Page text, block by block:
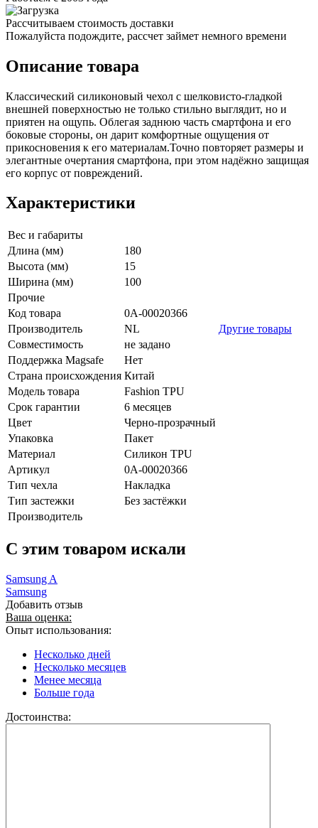
Рассчитываем стоимость доставки
Пожалуйста подождите, рассчет займет немного времени
Описание товара
Классический силиконовый чехол с шелковисто-гладкой
внешней поверхностью не только стильно выглядит, но и
приятен на ощупь. Облегая заднюю часть смартфона и его
боковые стороны, он дарит комфортные ощущения от
прикосновения к его материалам.Точно повторяет размеры и
элегантные очертания смартфона, при этом надёжно защищая
его корпус от повреждений.
Характеристики
Вес и габариты
Длина (мм)
180
Высота (мм)
15
Ширина (мм)
100
Прочие
Код товара
0А-00020366
Производитель
NL
Другие товары
Совместимость
не задано
Поддержка Magsafe
Нет
Страна происхождения Китай
Модель товара
Fashion TPU
Срок гарантии
6 месяцев
Цвет
Черно-прозрачный
Упаковка
Пакет
Материал
Силикон TPU
Артикул
0А-00020366
Тип чехла
Накладка
Тип застежки
Без застёжки
Производитель
C этим товаром искали
Samsung A
Samsung
Добавить отзыв
Ваша оценка:
Опыт использования:
Несколько дней
Несколько месяцев
Менее месяца
Больше года
Достоинства: